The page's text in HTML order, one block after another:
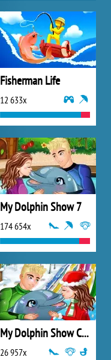
Fisherman Life
12 633x
My Dolphin Show 7
174 654x
My Dolphin Show Christmas
26 957x